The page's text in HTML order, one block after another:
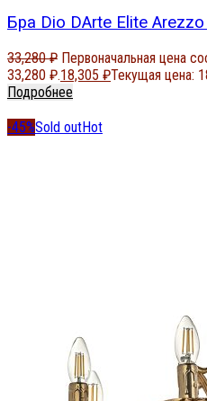
Бра Dio DArte Elite
33,280₽ Первоначальная цена
33,280 ₽.18,305 ₽Текущая цена:
Подробнее
-45%Sold outHot